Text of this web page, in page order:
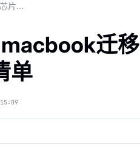
mac换机器 ， Intel macbook迁移到m芯片 常用软件清单
迁移
单